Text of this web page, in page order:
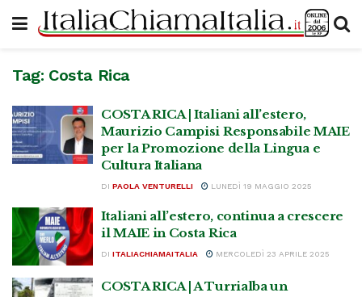
Tag: Costa Rica
COSTA RICA | Italiani all’estero,
Maurizio Campisi Responsabile MAIE
per la Promozione della Lingua e
Cultura Italiana
DI PAOLA VENTURELLI LUNEDÌ 19 MAGGIO 2025
Italiani all’estero, continua a crescere
il MAIE in Costa Rica
DI ITALIACHIAMAITALIA MERCOLEDÌ 23 APRILE 2025
COSTA RICA | A Turrialba un